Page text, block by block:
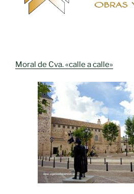
Moral de Cva. «calle a calle»